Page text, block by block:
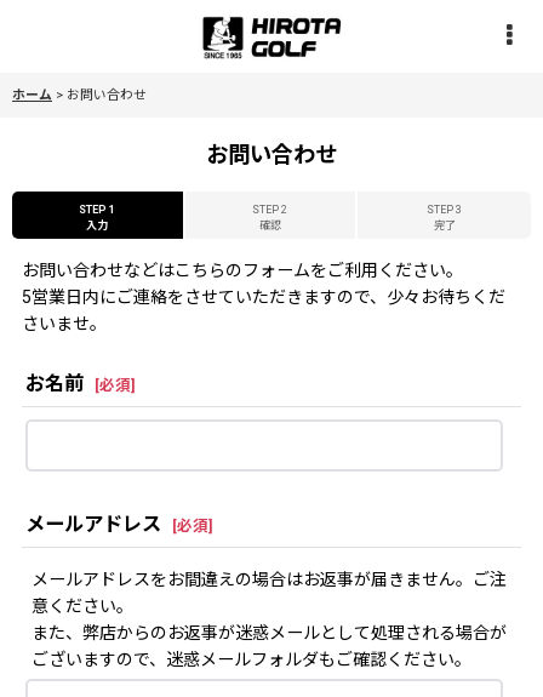
ホーム > お問い合わせ
お問い合わせ
STEP 1
入力
STEP 2
確認
STEP 3
完了
お問い合わせなどはこちらのフォームをご利用ください。
5営業日内にご連絡をさせていただきますので、少々お待ちくだ
さいませ。
お名前 [必須]
メールアドレス [必須]
メールアドレスをお間違えの場合はお返事が届きません。ご注
意ください。
また、弊店からのお返事が迷惑メールとして処理される場合が
ございますので、迷惑メールフォルダもご確認ください。